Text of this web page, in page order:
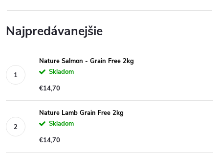
Najpredávanejšie
Nature Salmon - Grain Free 2kg
Skladom
€14,70
Nature Lamb Grain Free 2kg
Skladom
€14,70